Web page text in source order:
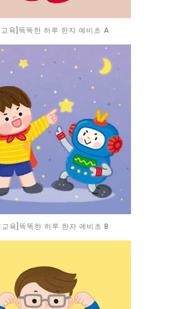
교육]똑똑한 하루 한자 예비초 A
교육]똑똑한 하루 한자 예비초 B